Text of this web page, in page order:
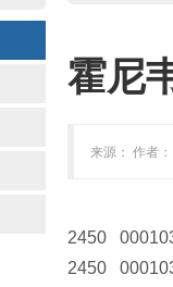
霍尼
来源： 作者
2450
2450